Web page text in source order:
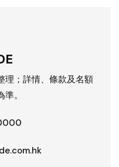
理；詳情、條款及名額
。